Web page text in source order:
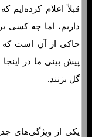
قبلاً اعلام کرده‌ایم
داریم، اما چه کسی
حاکی از آن است که
پیش بینی ما در
گل بزنند.